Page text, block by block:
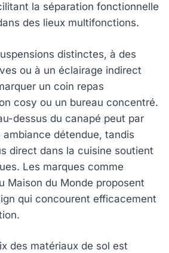
la séparation fonctionnelle
des lieux multifonctions.
distinctes, à des
ou à un éclairage indirect
un coin repas
cosy ou un bureau concentré.
dessus du canapé peut par
détendue, tandis
direct dans la cuisine soutient
Les marques comme
Maison du Monde proposent
qui concourent efficacement
des matériaux de sol est